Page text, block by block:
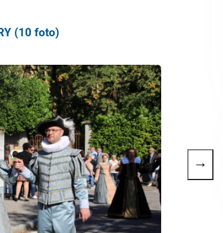
(10 foto)
→